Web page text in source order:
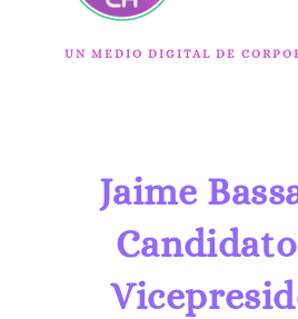
UN MEDIO DIGITAL DE
Jaime